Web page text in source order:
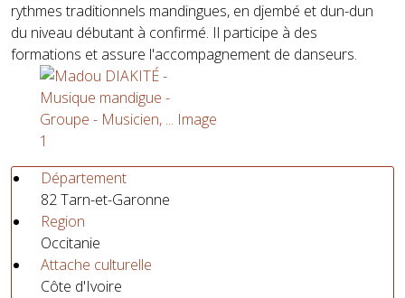
rythmes traditionnels mandingues, en djembé et dun-dun
du niveau débutant à confirmé. Il participe à des
formations et assure l'accompagnement de danseurs.
Département
82 Tarn-et-Garonne
Region
Occitanie
Attache culturelle
Côte d'Ivoire